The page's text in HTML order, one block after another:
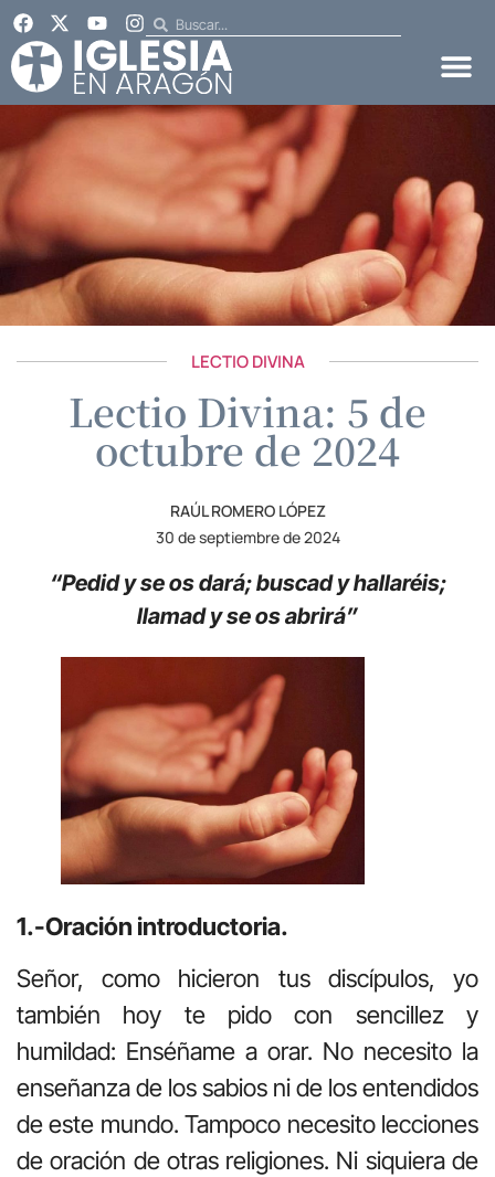
LECTIO DIVINA
Lectio Divina: 5 de
octubre de 2024
RAÚL ROMERO LÓPEZ
30 de septiembre de 2024
“Pedid y se os dará; buscad y hallaréis;
llamad y se os abrirá”
1.-Oración introductoria.
Señor, como hicieron tus discípulos, yo
también hoy te pido con sencillez y
humildad: Enséñame a orar. No necesito la
enseñanza de los sabios ni de los entendidos
de este mundo. Tampoco necesito lecciones
de oración de otras religiones. Ni siquiera de